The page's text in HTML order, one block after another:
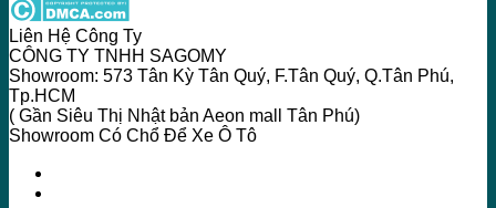
Liên Hệ Công Ty
CÔNG TY TNHH SAGOMY
Showroom: 573 Tân Kỳ Tân Quý, F.Tân Quý, Q.Tân Phú,
Tp.HCM
( Gần Siêu Thị Nhật bản Aeon mall Tân Phú)
Showroom Có Chổ Để Xe Ô Tô